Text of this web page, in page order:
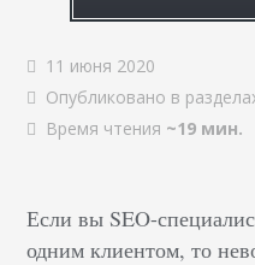
11 июня 2020
Опубликовано в
Время чтения ~19 мин.
Если вы SEO-
одним клиентом, то